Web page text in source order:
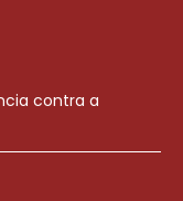
contra a